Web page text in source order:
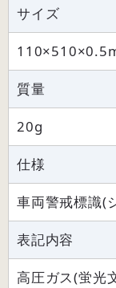
サイズ
質量
20g
仕様
車両警戒標識(
表記内容
高圧ガス(蛍光